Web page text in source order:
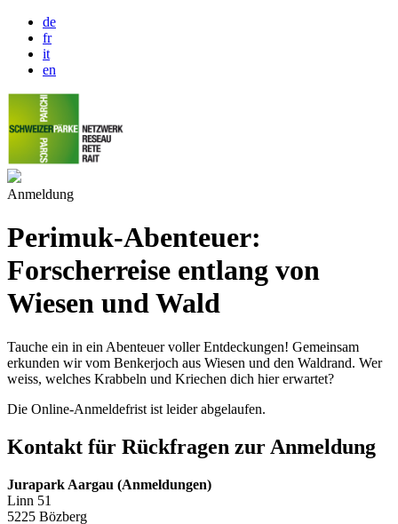
de
fr
it
en
Anmeldung
Perimuk-Abenteuer:
Forscherreise entlang von
Wiesen und Wald
Tauche ein in ein Abenteuer voller Entdeckungen! Gemeinsam
erkunden wir vom Benkerjoch aus Wiesen und den Waldrand. Wer
weiss, welches Krabbeln und Kriechen dich hier erwartet?
Die Online-Anmeldefrist ist leider abgelaufen.
Kontakt für Rückfragen zur Anmeldung
Jurapark Aargau (Anmeldungen)
Linn 51
5225 Bözberg